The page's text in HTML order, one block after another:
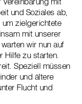
und Soziales ab,
zielgerichtete
mit unserer
wir nun auf
Hilfe zu starten.
Speziell müssen
und ältere
Flucht und